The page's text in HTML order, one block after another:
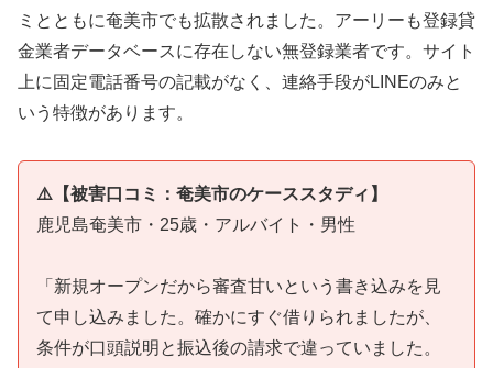
ミとともに奄美市でも拡散されました。アーリーも登録貸
金業者データベースに存在しない無登録業者です。サイト
上に固定電話番号の記載がなく、連絡手段がLINEのみと
いう特徴があります。
⚠️【被害口コミ：奄美市のケーススタディ】
鹿児島奄美市・25歳・アルバイト・男性
「新規オープンだから審査甘いという書き込みを見
て申し込みました。確かにすぐ借りられましたが、
条件が口頭説明と振込後の請求で違っていました。